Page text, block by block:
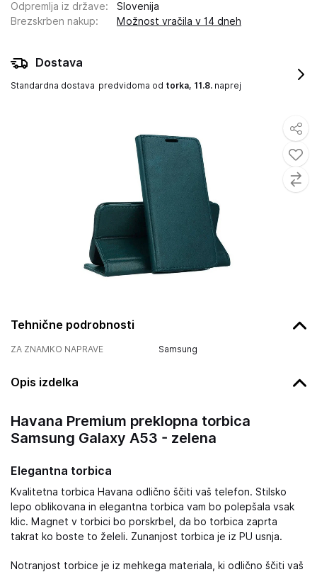
Tehnične podrobnosti
ZA ZNAMKO NAPRAVE Samsung
Opis izdelka
Havana Premium preklopna torbica
Samsung Galaxy A53 - zelena
Elegantna torbica
Kvalitetna torbica Havana odlično ščiti vaš telefon. Stilsko
lepo oblikovana in elegantna torbica vam bo polepšala vsak
klic. Magnet v torbici bo porskrbel, da bo torbica zaprta
takrat ko boste to želeli. Zunanjost torbica je iz PU usnja.
Notranjost torbice je iz mehkega materiala, ki odlično ščiti vaš
Odpremlja iz države:
Slovenija
Brezskrben nakup: Možnost vračila v 14 dneh
Dostava
Standardna dostava predvidoma od torka, 11.8. naprej